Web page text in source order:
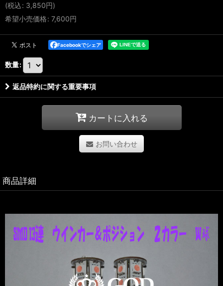
(税込: 3,850円)
希望小売価格: 7,600円
Facebookでシェア
数量:
返品特約に関する重要事項
カートに入れる
お問い合わせ
商品詳細